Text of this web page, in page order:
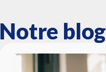
Notre